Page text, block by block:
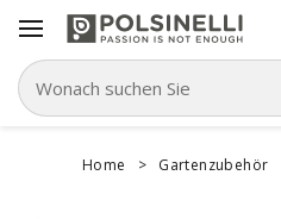
Home > Gartenzubehör